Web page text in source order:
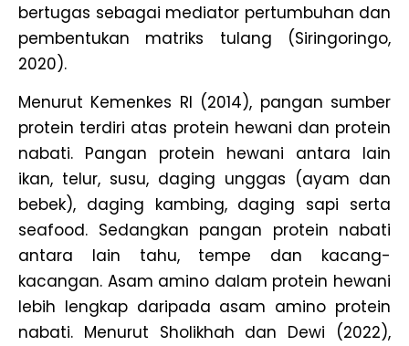
bertugas sebagai mediator pertumbuhan dan
pembentukan matriks tulang (Siringoringo,
2020).
Menurut Kemenkes RI (2014), pangan sumber
protein terdiri atas protein hewani dan protein
nabati. Pangan protein hewani antara lain
ikan, telur, susu, daging unggas (ayam dan
bebek), daging kambing, daging sapi serta
seafood. Sedangkan pangan protein nabati
antara lain tahu, tempe dan kacang-
kacangan. Asam amino dalam protein hewani
lebih lengkap daripada asam amino protein
nabati. Menurut Sholikhah dan Dewi (2022),